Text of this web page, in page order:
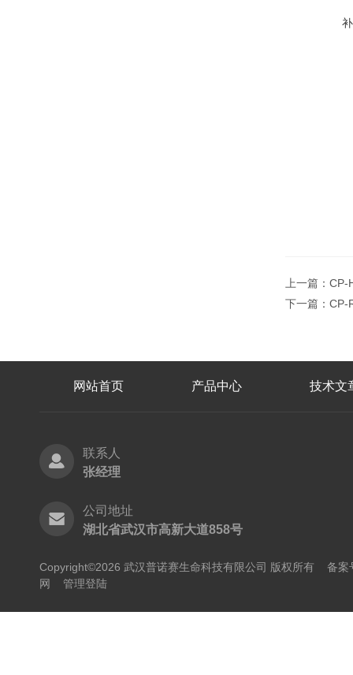
上一篇： CP-
下一篇： CP-
网站首页 产品中心 技术文
联系人
张经理
公司地址
湖北省武汉市高新大道858号
Copyright©2026 武汉普诺赛生命科技有限公司 版权所有 备案
网
管理登陆